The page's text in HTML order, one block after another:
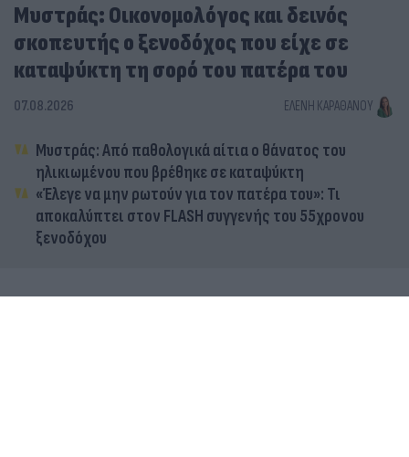
Μυστράς: Οικονομολόγος και δεινός
σκοπευτής ο ξενοδόχος που είχε σε
καταψύκτη τη σορό του πατέρα του
07.08.2026 ΕΛΈΝΗ ΚΑΡΑΘΆΝΟΥ
Μυστράς: Από παθολογικά αίτια ο θάνατος του
ηλικιωμένου που βρέθηκε σε καταψύκτη
«Έλεγε να μην ρωτούν για τον πατέρα του»: Τι
αποκαλύπτει στον FLASH συγγενής του 55χρονου
ξενοδόχου